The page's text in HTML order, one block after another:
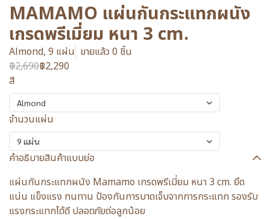
MAMAMO แผ่นกันกระแทกผนัง
เกรดพรีเมี่ยม หนา 3 cm.
Almond, 9 แผ่น ขายแล้ว 0 ชิ้น
฿2,690฿2,290
สี
Almond
จำนวนแผ่น
9 แผ่น
คำอธิบายสินค้าแบบย่อ
แผ่นกันกระแทกผนัง Mamamo เกรดพรีเมี่ยม หนา 3 cm. ยึด
แน่น แข็งแรง ทนทาน ป้องกันการบาดเจ็บจากการกระแทก รองรับ
แรงกระแทกได้ดี ปลอดภัยต่อลูกน้อย